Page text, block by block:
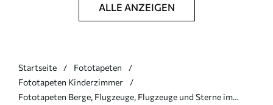
ALLE ANZEIGEN
Startseite
Fototapeten
Fototapeten Kinderzimmer
Fototapeten Berge, Flugzeuge, Flugzeuge und Sterne im